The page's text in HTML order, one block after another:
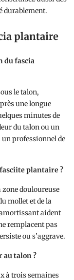
durablement.
plantaire
du fascia
le talon,
une longue
minutes de
du talon ou un
un professionnel de
plantaire ?
douloureuse
mollet et de la
aident
remplacent pas
ou s’aggrave.
au talon ?
à trois semaines